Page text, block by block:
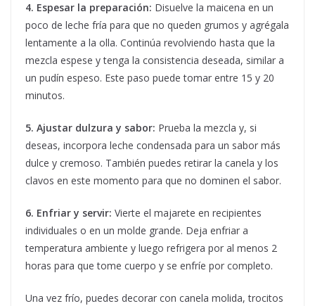
4. Espesar la preparación: Disuelve la maicena en un
poco de leche fría para que no queden grumos y agrégala
lentamente a la olla. Continúa revolviendo hasta que la
mezcla espese y tenga la consistencia deseada, similar a
un pudín espeso. Este paso puede tomar entre 15 y 20
minutos.
5. Ajustar dulzura y sabor: Prueba la mezcla y, si
deseas, incorpora leche condensada para un sabor más
dulce y cremoso. También puedes retirar la canela y los
clavos en este momento para que no dominen el sabor.
6. Enfriar y servir: Vierte el majarete en recipientes
individuales o en un molde grande. Deja enfriar a
temperatura ambiente y luego refrigera por al menos 2
horas para que tome cuerpo y se enfríe por completo.
Una vez frío, puedes decorar con canela molida, trocitos